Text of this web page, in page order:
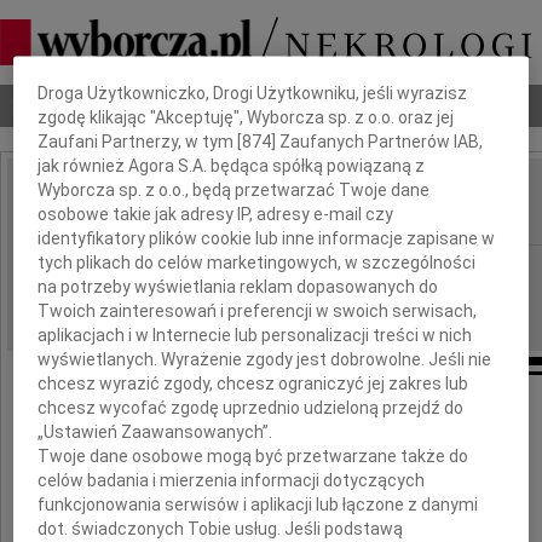
Nekrologi Odeszli Poradnik pogrzebowy
IMIĘ I NAZWISKO: Stefan Gliński
REGION: cała Polska
DATA EMISJI: 06.01.2010
przyjęliśmy wiadomość o tragicznej śmierci
Dbamy o Twoją prywatność
Droga Użytkowniczko, Drogi Użytkowniku, jeśli wyrazisz
zgodę klikając "Akceptuję", Wyborcza sp. z o.o. oraz jej
Zaufani Partnerzy, w tym [874 ] Zaufanych Partnerów IAB,
jak również Agora S.A. będąca spółką powiązaną z
Wyborcza sp. z o.o., będą przetwarzać Twoje dane
osobowe takie jak adresy IP, adresy e-mail czy
identyfikatory plików cookie lub inne informacje zapisane w
tych plikach do celów marketingowych, w szczególności
na potrzeby wyświetlania reklam dopasowanych do
Twoich zainteresowań i preferencji w swoich serwisach,
aplikacjach i w Internecie lub personalizacji treści w nich
wyświetlanych. Wyrażenie zgody jest dobrowolne. Jeśli nie
chcesz wyrazić zgody, chcesz ograniczyć jej zakres lub
chcesz wycofać zgodę uprzednio udzieloną przejdź do
„Ustawień Zaawansowanych”.
Twoje dane osobowe mogą być przetwarzane także do
celów badania i mierzenia informacji dotyczących
funkcjonowania serwisów i aplikacji lub łączone z danymi
dot. świadczonych Tobie usług. Jeśli podstawą